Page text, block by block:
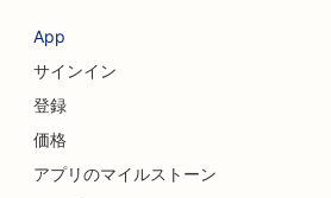
App
サインイン
登録
価格
アプリのマイルストーン